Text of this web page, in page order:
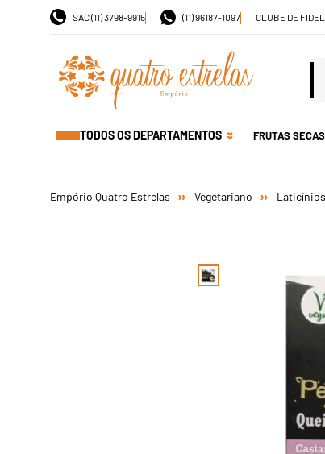
SAC (11) 3798-9915 (11) 96187-1097 CLUBE DE
TODOS OS DEPARTAMENTOS FRUTAS SECAS
Vegetariano